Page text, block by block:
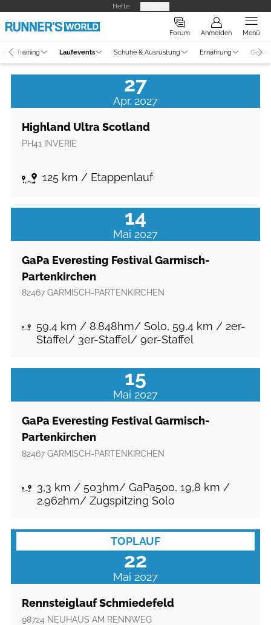
Hefte
Forum Anmelden Menü
Training Laufevents Schuhe & Ausrüstung Ernährung
27
Apr. 2027
Highland Ultra Scotland
PH41 INVERIE
125 km / Etappenlauf
14
Mai 2027
GaPa Everesting Festival Garmisch-
Partenkirchen
82467 GARMISCH-PARTENKIRCHEN
59,4 km / 8.848hm/ Solo, 59,4 km / 2er-
Staffel/ 3er-Staffel/ 9er-Staffel
15
Mai 2027
GaPa Everesting Festival Garmisch-
Partenkirchen
82467 GARMISCH-PARTENKIRCHEN
3,3 km / 503hm/ GaPa500, 19,8 km /
2.962hm/ Zugspitzing Solo
TOPLAUF
22
Mai 2027
Rennsteiglauf Schmiedefeld
98724 NEUHAUS AM RENNWEG